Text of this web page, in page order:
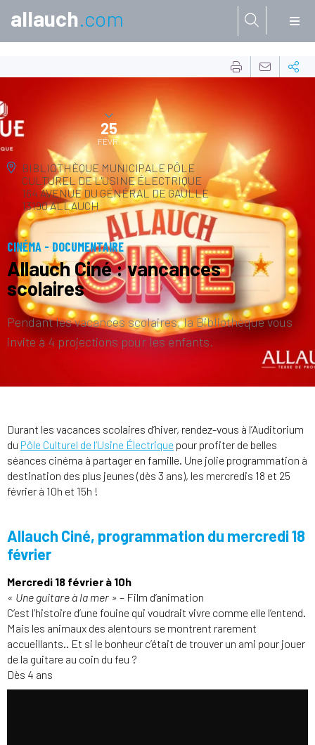
allauch.com
18
25
FÉVR.
BIBLIOTHÈQUE MUNICIPALEPÔLE
CULTUREL DE L'USINE ÉLECTRIQUE
164 AVENUE DU GÉNÉRAL DE GAULLE
13190 ALLAUCH
CINÉMA - DOCUMENTAIRE
Allauch Ciné : vancances
scolaires
Pendant les vacances scolaires, la Bibliothèque vous
invite à 4 projections pour les enfants.
Durant les vacances scolaires d’hiver, rendez-vous à l’Auditorium
du Pôle Culturel de l’Usine Électrique pour profiter de belles
séances cinéma à partager en famille. Une jolie programmation à
destination des plus jeunes (dès 3 ans), les mercredis 18 et 25
février à 10h et 15h !
Allauch Ciné, programmation du mercredi 18
février
Mercredi 18 février à 10h
« Une guitare à la mer » – Film d’animation
C’est l’histoire d’une fouine qui voudrait vivre comme elle l’entend.
Mais les animaux des alentours se montrent rarement
accueillants.. Et si le bonheur c’était de trouver un ami pour jouer
de la guitare au coin du feu ?
Dès 4 ans